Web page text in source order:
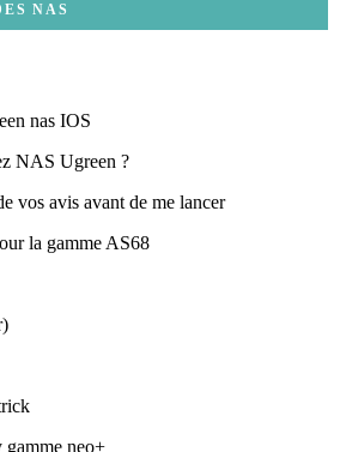
NAS
nas IOS
NAS Ugreen ?
vos avis avant de me lancer
la gamme AS68
neo+